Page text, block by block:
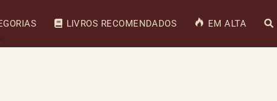
LIVROS RECOMENDADOS EM ALTA